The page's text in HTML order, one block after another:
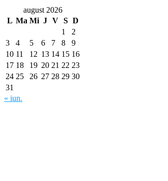
august 2026
L Ma Mi J V S D
1
2
3
4 5 6 7 8
9
10 11 12 13 14 15 16
17 18 19 20 21 22 23
24 25 26 27 28 29 30
31
« iun.